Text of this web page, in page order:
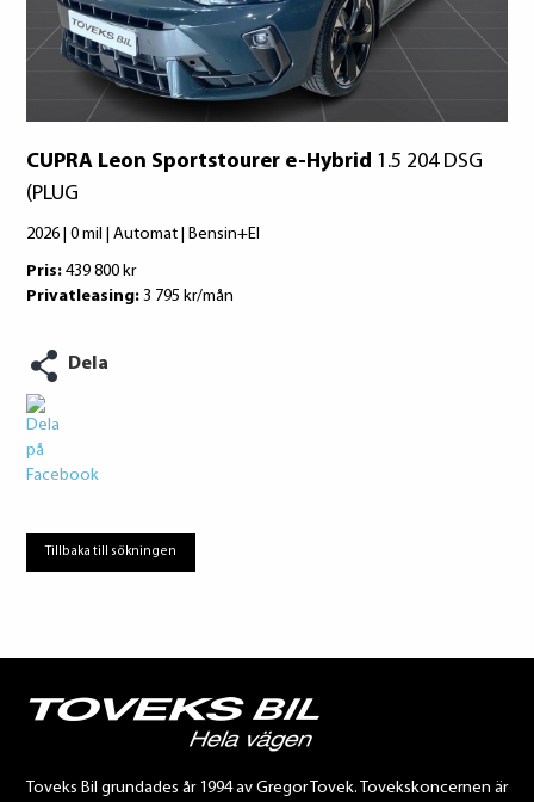
Konsumentuppgifter finns på
konsumentverket.se
CUPRA Leon Sportstourer e-Hybrid 1.5 204 DSG
(PLUG
2026 | 0 mil | Automat | Bensin+El
Pris: 439 800 kr
Privatleasing: 3 795 kr/mån
Dela
Tillbaka till sökningen
Toveks Bil grundades år 1994 av Gregor Tovek. Tovekskoncernen är